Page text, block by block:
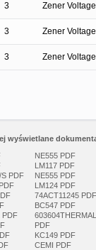
3 Zener
3 Zener
3 Zener
wyświetlane
S PDF
PDF
NE555 PDF
LM117 PDF
NE555 PDF
LM124 PDF
74ACT11245 PDF
BC547 PDF
603604THERMAL
PDF
KC149 PDF
CEMI PDF